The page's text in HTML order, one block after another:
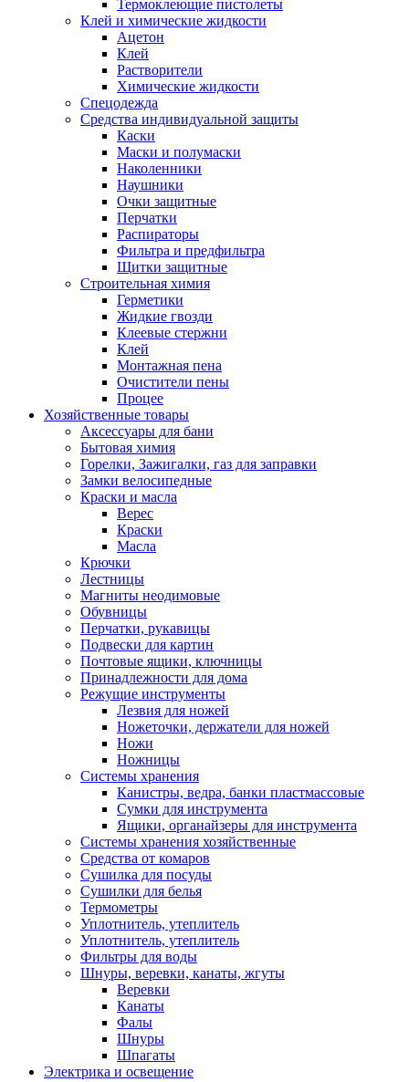
Термоклеющие пистолеты
Клей и химические жидкости
Ацетон
Клей
Растворители
Химические жидкости
Спецодежда
Средства индивидуальной защиты
Каски
Маски и полумаски
Наколенники
Наушники
Очки защитные
Перчатки
Распираторы
Фильтра и предфильтра
Щитки защитные
Строительная химия
Герметики
Жидкие гвозди
Клеевые стержни
Клей
Монтажная пена
Очистители пены
Процее
Хозяйственные товары
Аксессуары для бани
Бытовая химия
Горелки, Зажигалки, газ для заправки
Замки велосипедные
Краски и масла
Верес
Краски
Масла
Крючки
Лестницы
Магниты неодимовые
Обувницы
Перчатки, рукавицы
Подвески для картин
Почтовые ящики, ключницы
Принадлежности для дома
Режущие инструменты
Лезвия для ножей
Ножеточки, держатели для ножей
Ножи
Ножницы
Системы хранения
Канистры, ведра, банки пластмассовые
Сумки для инструмента
Ящики, органайзеры для инструмента
Системы хранения хозяйственные
Средства от комаров
Сушилка для посуды
Сушилки для белья
Термометры
Уплотнитель, утеплитель
Уплотнитель, утеплитель
Фильтры для воды
Шнуры, веревки, канаты, жгуты
Веревки
Канаты
Фалы
Шнуры
Шпагаты
Электрика и освещение